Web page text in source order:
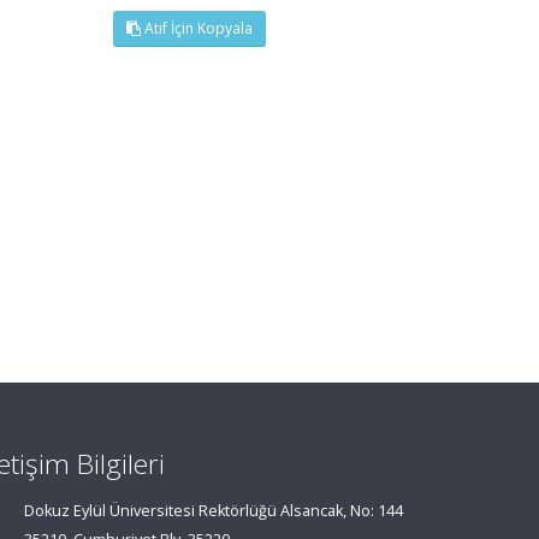
Atıf İçin Kopyala
Bilgileri
Dokuz Eylül Üniversitesi Rektörlüğü Alsancak, No: 144